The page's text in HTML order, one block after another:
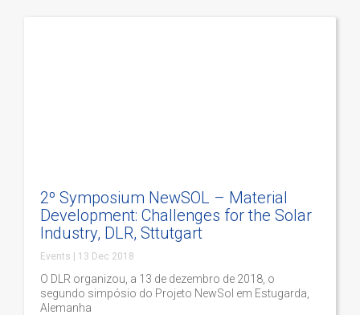
2º Symposium NewSOL – Material
Development: Challenges for the Solar
Industry, DLR, Sttutgart
Events 13 Dec 2018
O DLR organizou, a 13 de dezembro de 2018, o
segundo simpósio do Projeto NewSol em Estugarda,
Alemanha